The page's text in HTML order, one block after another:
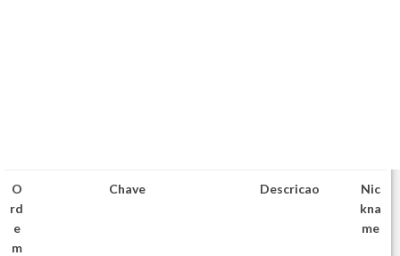
O
rd
e
m
Chave Descricao
Nic
kna
me